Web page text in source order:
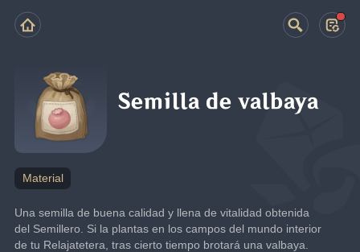
Semilla de valbaya
Material
Una semilla de buena calidad y llena de vitalidad obtenida
del Semillero. Si la plantas en los campos del mundo interior
de tu Relajatetera, tras cierto tiempo brotará una valbaya.